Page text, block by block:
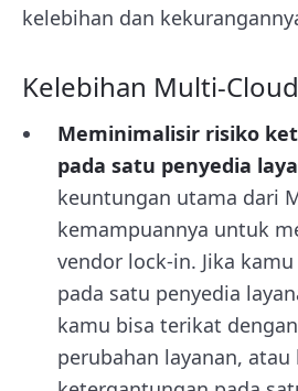
kelebihan dan
Kelebihan Multi-Cloud
Meminimalisir risiko
pada satu penyedia
keuntungan utama dari
kemampuannya untuk
vendor lock-in. Jika
pada satu penyedia
kamu bisa terikat
perubahan layanan, atau